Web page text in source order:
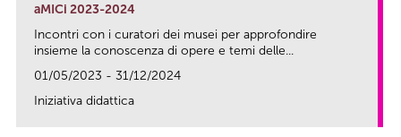
aMICi 2023-2024
Incontri con i curatori dei musei per approfondire
insieme la conoscenza di opere e temi delle...
01/05/2023 - 31/12/2024
Iniziativa didattica